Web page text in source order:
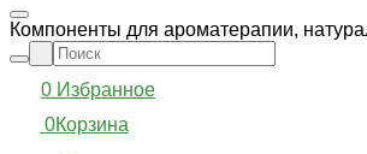
Компоненты для ароматерапии,
0 Избранное
0Корзина